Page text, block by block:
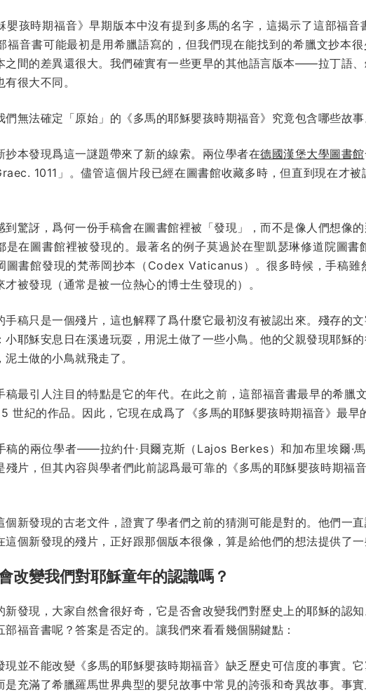
嬰孩時期福音》早期版本中沒有提到多馬的名字，這揭示了這部福
福音書可能最初是用希臘語寫的，但我們現在能找到的希臘文抄本
之間的差異還很大。我們確實有一些更早的其他語言版本——拉丁語
很大不同。
們無法確定「原始」的《多馬的耶穌嬰孩時期福音》究竟包含哪些故事
抄本發現爲這一謎題帶來了新的線索。兩位學者在德國漢堡大學圖書館
1011」。儘管這個片段已經在圖書館收藏多時，但直到現在才
到驚訝，爲何一份手稿會在圖書館裡被「發現」，而不是像人們想像
是在圖書館裡被發現的。最著名的例子莫過於在聖凱瑟琳修道院圖
圖書館發現的梵蒂岡抄本（Codex Vaticanus）。很多時候，手稿雖
才被發現（通常是被一位熱心的博士生發現的）。
手稿只是一個殘片，這也解釋了爲什麼它最初沒有被認出來。殘存的
小耶穌安息日在溪邊玩耍，用泥土做了一些小鳥。他的父親發現耶穌
土做的小鳥就飛走了。
稿最引人注目的特點是它的年代。在此之前，這部福音書最早的希臘
世紀的作品。因此，它現在成爲了《多馬的耶穌嬰孩時期福音》最早
稿的兩位學者——拉約什·貝爾克斯（Lajos Berkes）和加布里埃爾·
殘片，但其內容與學者們此前認爲最可靠的《多馬的耶穌嬰孩時期福
個新發現的古老文件，證實了學者們之前的猜測可能是對的。他們一
這個新發現的殘片，正好跟那個版本很像，算是給他們的想法提供了一
改變我們對耶穌童年的認識嗎？
新發現，大家自然會很好奇，它是否會改變我們對歷史上的耶穌的認
部福音書呢？答案是否定的。讓我們來看看幾個關鍵點：
現並不能改變《多馬的耶穌嬰孩時期福音》缺乏歷史可信度的事實。
是充滿了希臘羅馬世界典型的嬰兒故事中常見的誇張和奇異故事。事